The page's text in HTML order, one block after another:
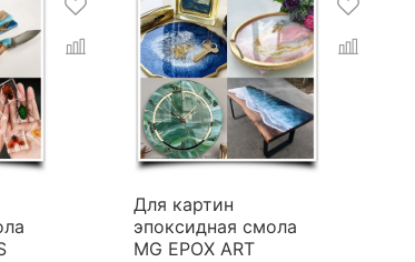
Для картин
эпоксидная смола
MG EPOX ART